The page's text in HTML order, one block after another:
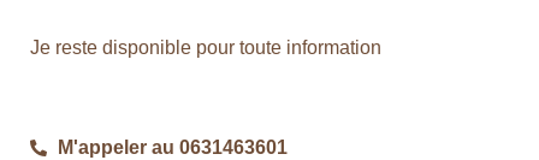
Je reste disponible pour toute information
M'appeler au 0631463601